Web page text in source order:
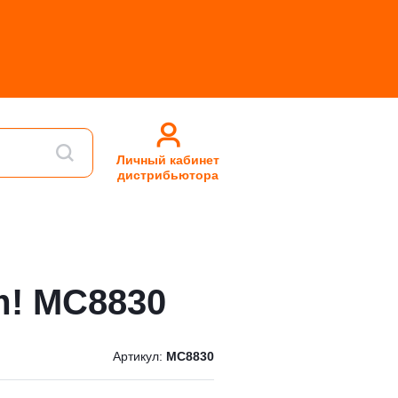
Личный кабинет
дистрибьютора
MC8830
Артикул: MC8830